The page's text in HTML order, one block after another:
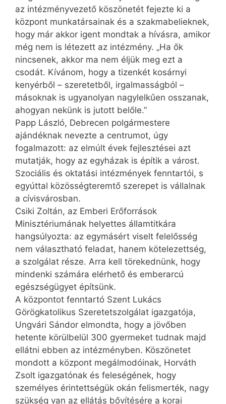
az intézményvezető köszönetét fejezte ki a
központ munkatársainak és a szakmabelieknek,
hogy már akkor igent mondtak a hívásra, amikor
még nem is létezett az intézmény. „Ha ők
nincsenek, akkor ma nem éljük meg ezt a
csodát. Kívánom, hogy a tizenkét kosárnyi
kenyérből – szeretetből, irgalmasságból –
másoknak is ugyanolyan nagylelkűen osszanak,
ahogyan nekünk is jutott belőle.”
Papp László, Debrecen polgármestere
ajándéknak nevezte a centrumot, úgy
fogalmazott: az elmúlt évek fejlesztései azt
mutatják, hogy az egyházak is építik a várost.
Szociális és oktatási intézmények fenntartói, s
egyúttal közösségteremtő szerepet is vállalnak
a cívisvárosban.
Csiki Zoltán, az Emberi Erőforrá­sok
Minisztériumának helyettes államtitkára
hangsúlyozta: az egymásért viselt felelősség
nem választható feladat, hanem kötelezettség,
a szolgálat része. Arra kell törekednünk, hogy
mindenki számára elérhető és emberarcú
egészségügyet építsünk.
A központot fenntartó Szent Lu­kács
Görögkatolikus Szeretetszolgálat igazgatója,
Ungvári Sándor elmondta, hogy a jövőben
hetente körülbelül 300 gyermeket tudnak majd
ellátni ebben az intézményben. Köszönetet
mondott a központ megálmodóinak, Horváth
Zsolt igazgatónak és feleségének, hogy
személyes érintettségük okán felismerték, nagy
szükség van az ellátás bővítésére a korai